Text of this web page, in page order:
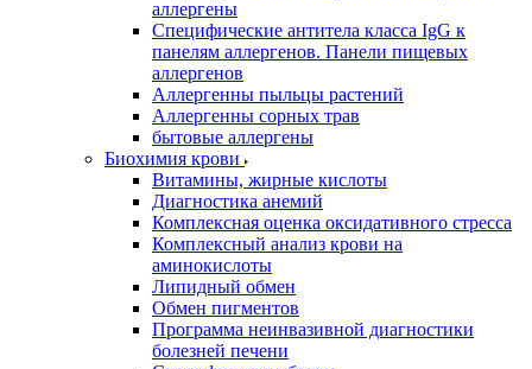
аллергены
Специфические антитела класса IgG к
панелям аллергенов. Панели пищевых
аллергенов
Аллергенны пыльцы растений
Аллергенны сорных трав
бытовые аллергены
Биохимия крови
Витамины, жирные кислоты
Диагностика анемий
Комплексная оценка оксидативного стресса
Комплексный анализ крови на
аминокислоты
Липидный обмен
Обмен пигментов
Программа неинвазивной диагностики
болезней печени